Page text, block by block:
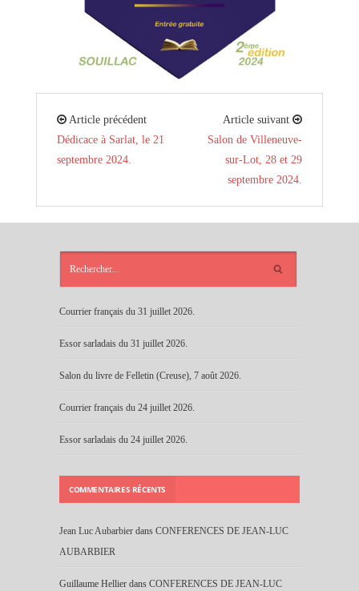
Article précédent
Dédicace à Sarlat, le 21
septembre 2024.
Article suivant
Salon de Villeneuve-
sur-Lot, 28 et 29
septembre 2024.
Courrier français du 31 juillet 2026.
Essor sarladais du 31 juillet 2026.
Salon du livre de Felletin (Creuse), 7 août 2026.
Courrier français du 24 juillet 2026.
Essor sarladais du 24 juillet 2026.
COMMENTAIRES RÉCENTS
Jean Luc Aubarbier dans CONFERENCES DE JEAN-LUC
AUBARBIER
Guillaume Hellier dans CONFERENCES DE JEAN-LUC